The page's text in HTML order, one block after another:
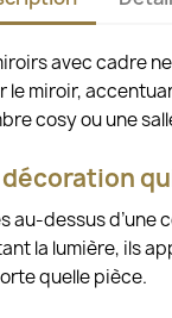
avec cadre
le miroir,
cosy ou une
décoration
au-dessus d’une
la lumière, ils
quelle pièce.